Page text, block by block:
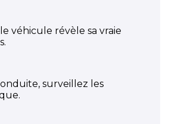
véhicule révèle sa vraie
surveillez les